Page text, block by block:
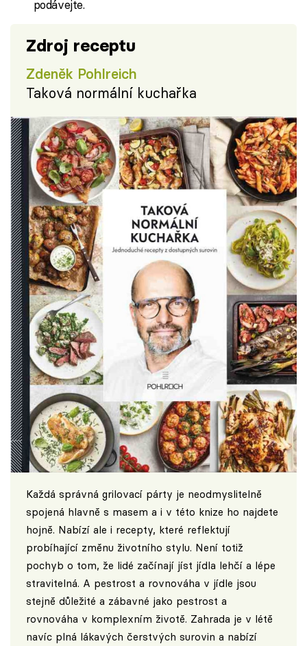
podávejte.
Zdroj receptu
Zdeněk Pohlreich
Taková normální kuchařka
Každá správná grilovací párty je neodmyslitelně
spojená hlavně s masem a i v této knize ho najdete
hojně. Nabízí ale i recepty, které reflektují
probíhající změnu životního stylu. Není totiž
pochyb o tom, že lidé začínají jíst jídla lehčí a lépe
stravitelná. A pestrost a rovnováha v jídle jsou
stejně důležité a zábavné jako pestrost a
rovnováha v komplexním životě. Zahrada je v létě
navíc plná lákavých čerstvých surovin a nabízí